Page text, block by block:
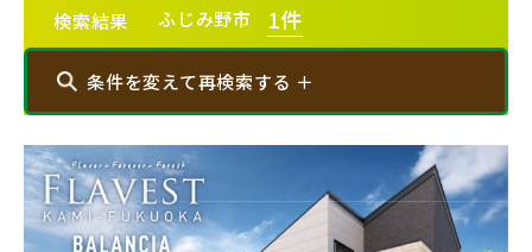
検索結果 ふじみ野市 1件
条件を変えて再検索する ＋
エリアから探す